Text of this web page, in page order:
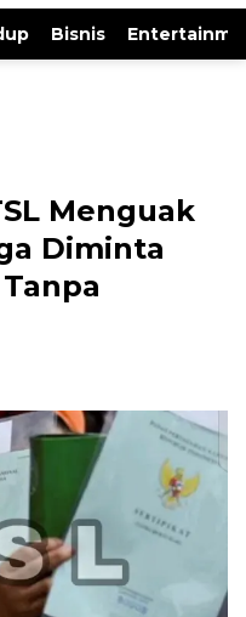
Bisnis
Menguak
Diminta